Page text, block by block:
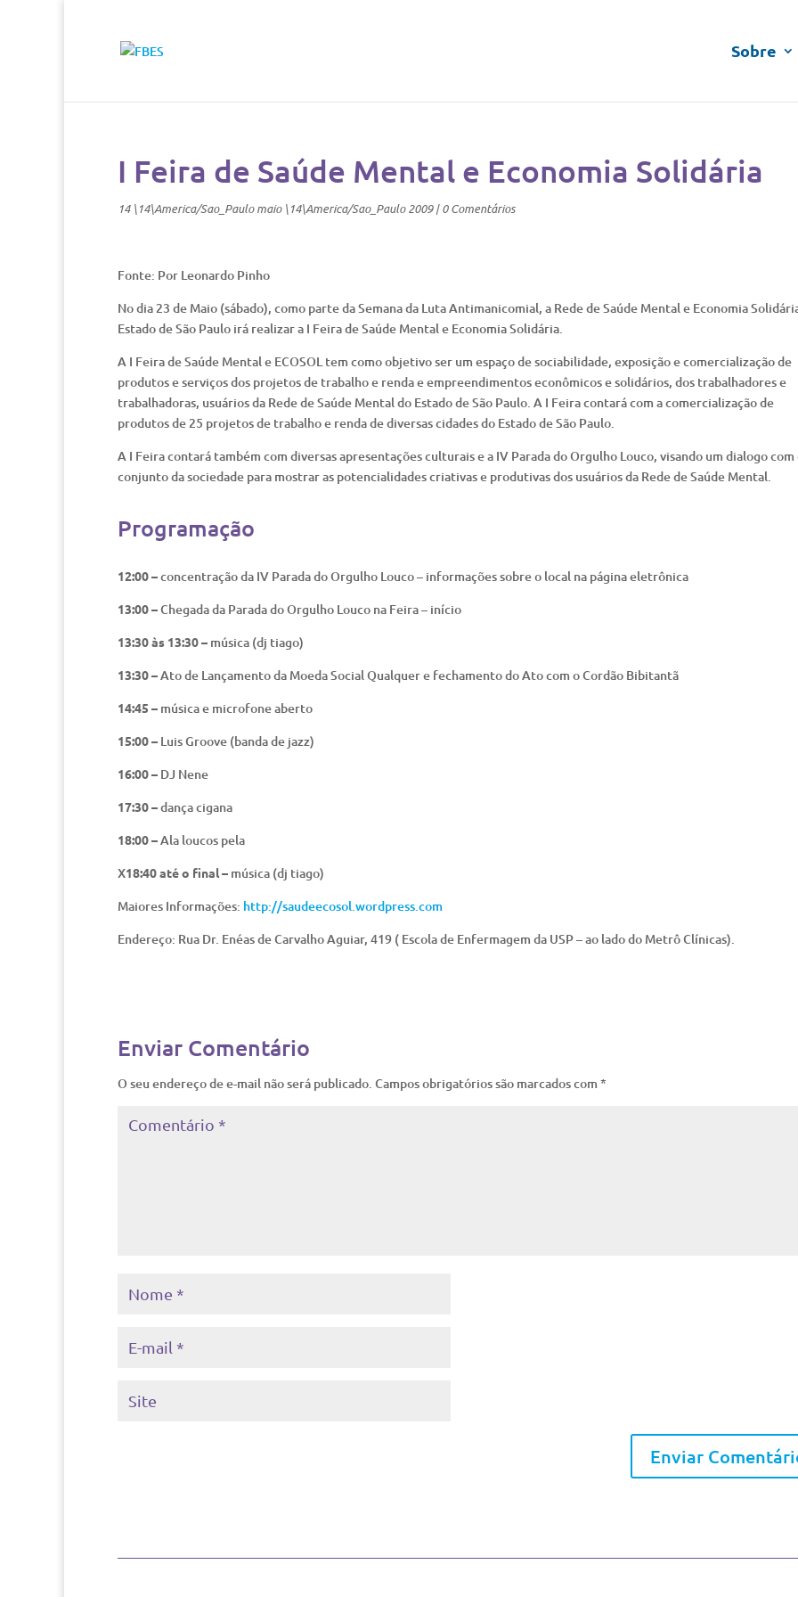
Sobre
I Feira de Saúde Mental e Economia Solidária
14 \14\America/Sao_Paulo maio \14\America/Sao_Paulo 2009|0 Comentários
Fonte: Por Leonardo Pinho
No dia 23 de Maio (sábado), como parte da Semana da Luta Antimanicomial, a Rede de Saúde Mental e Economia
Estado de São Paulo irá realizar a I Feira de Saúde Mental e Economia Solidária.
A I Feira de Saúde Mental e ECOSOL tem como objetivo ser um espaço de sociabilidade, exposição e comercialização de
produtos e serviços dos projetos de trabalho e renda e empreendimentos econômicos e solidários, dos trabalhadores e
trabalhadoras, usuários da Rede de Saúde Mental do Estado de São Paulo. A I Feira contará com a comercialização de
produtos de 25 projetos de trabalho e renda de diversas cidades do Estado de São Paulo.
A I Feira contará também com diversas apresentações culturais e a IV Parada do Orgulho Louco, visando um dialogo com
conjunto da sociedade para mostrar as potencialidades criativas e produtivas dos usuários da Rede de Saúde Mental.
Programação
12:00 –concentração da IV Parada do Orgulho Louco – informações sobre o local na página eletrônica
13:00 –Chegada da Parada do Orgulho Louco na Feira – início
13:30 às 13:30 – música (dj tiago)
13:30 –Ato de Lançamento da Moeda Social Qualquer e fechamento do Ato com o Cordão Bibitantã
14:45 – música e microfone aberto
15:00 – Luis Groove (banda de jazz)
16:00 – DJ Nene
17:30 –dança cigana
18:00 –Ala loucos pela
X18:40 até o final – música (dj tiago)
Maiores Informações: http://saudeecosol.wordpress.com
Endereço: Rua Dr. Enéas de Carvalho Aguiar, 419 ( Escola de Enfermagem da USP – ao lado do Metrô Clínicas).
Enviar Comentário
O seu endereço de e-mail não será publicado. Campos obrigatórios são marcados com *